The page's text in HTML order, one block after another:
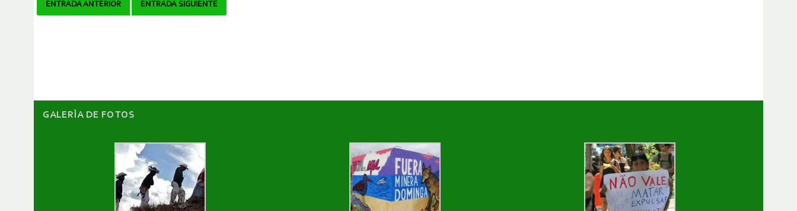
Navegador
ENTRADA ANTERIOR ENTRADA SIGUIENTE
GALERÌA DE FOTOS